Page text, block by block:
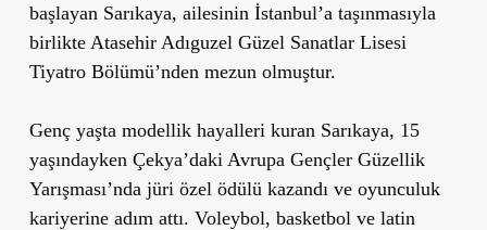
başlayan Sarıkaya, ailesinin İstanbul’a taşınmasıyla
birlikte Atasehir Adıguzel Güzel Sanatlar Lisesi
Tiyatro Bölümü’nden mezun olmuştur.
Genç yaşta modellik hayalleri kuran Sarıkaya, 15
yaşındayken Çekya’daki Avrupa Gençler Güzellik
Yarışması’nda jüri özel ödülü kazandı ve oyunculuk
kariyerine adım attı. Voleybol, basketbol ve latin